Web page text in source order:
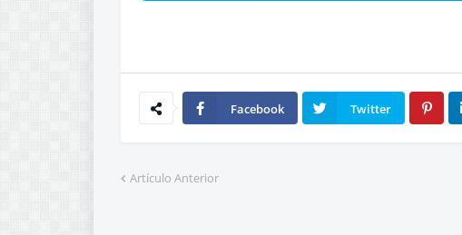
Facebook Twitter
Artículo Anterior